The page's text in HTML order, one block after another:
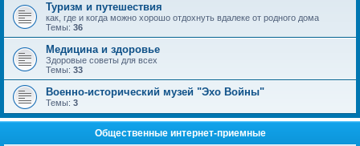
Туризм и путешествия
как, где и когда можно хорошо отдохнуть вдалеке от родного дома
Темы: 36
Медицина и здоровье
Здоровые советы для всех
Темы: 33
Военно-исторический музей "Эхо Войны"
Темы: 3
Общественные интернет-приемные